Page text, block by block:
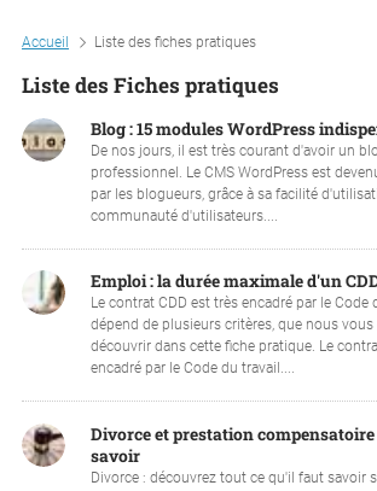
Accueil Liste des fiches pratiques
Liste des Fiches pratiques
Blog : 15 modules WordPress
De nos jours, il est très courant d'avoir un
professionnel. Le CMS WordPress est
par les blogueurs, grâce à sa facilité
communauté d'utilisateurs....
Emploi : la durée maximale d'un
Le contrat CDD est très encadré par le Code
dépend de plusieurs critères, que nous
découvrir dans cette fiche pratique. Le
encadré par le Code du travail....
Divorce et prestation
savoir
Divorce : découvrez tout ce qu'il faut savoir